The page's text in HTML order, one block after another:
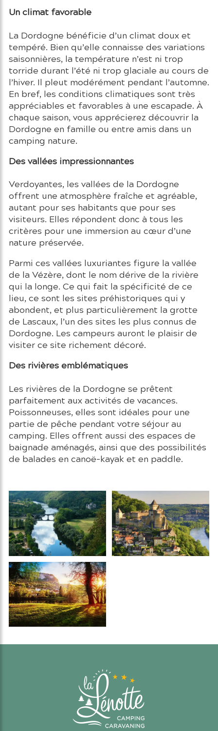
Un climat favorable
La Dordogne bénéficie d’un climat doux et
tempéré. Bien qu’elle connaisse des variations
saisonnières, la température n’est ni trop
torride durant l’été ni trop glaciale au cours de
l’hiver. Il pleut modérément pendant l’automne.
En bref, les conditions climatiques sont très
appréciables et favorables à une escapade. À
chaque saison, vous apprécierez découvrir la
Dordogne en famille ou entre amis dans un
camping nature.
Des vallées impressionnantes
Verdoyantes, les vallées de la Dordogne
offrent une atmosphère fraîche et agréable,
autant pour ses habitants que pour ses
visiteurs. Elles répondent donc à tous les
critères pour une immersion au cœur d’une
nature préservée.
Parmi ces vallées luxuriantes figure la vallée
de la Vézère, dont le nom dérive de la rivière
qui la longe. Ce qui fait la spécificité de ce
lieu, ce sont les sites préhistoriques qui y
abondent, et plus particulièrement la grotte
de Lascaux, l’un des sites les plus connus de
Dordogne. Les campeurs auront le plaisir de
visiter ce site richement décoré.
Des rivières emblématiques
Les rivières de la Dordogne se prêtent
parfaitement aux activités de vacances.
Poissonneuses, elles sont idéales pour une
partie de pêche pendant votre séjour au
camping. Elles offrent aussi des espaces de
baignade aménagés, ainsi que des possibilités
de balades en canoë-kayak et en paddle.